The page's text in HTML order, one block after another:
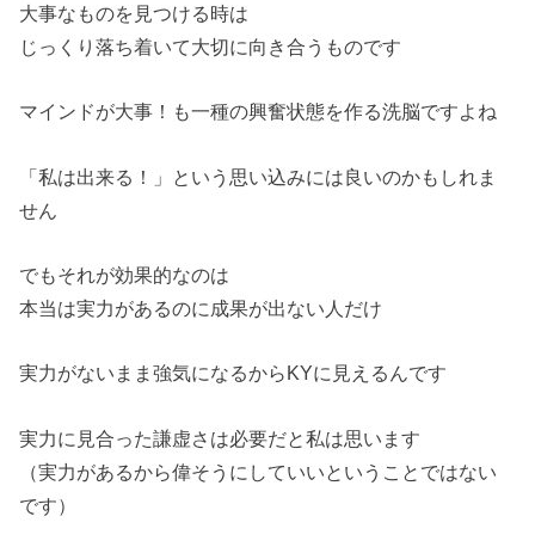
大事なものを見つける時は
じっくり落ち着いて大切に向き合うものです
マインドが大事！も一種の興奮状態を作る洗脳ですよね
「私は出来る！」という思い込みには良いのかもしれま
せん
でもそれが効果的なのは
本当は実力があるのに成果が出ない人だけ
実力がないまま強気になるからKYに見えるんです
実力に見合った謙虚さは必要だと私は思います
（実力があるから偉そうにしていいということではない
です）